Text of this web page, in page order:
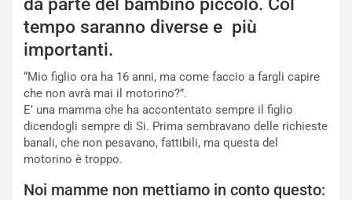
da parte del bambino piccolo. Col
tempo saranno diverse e più
importanti.
“Mio figlio ora ha 16 anni, ma come faccio a fargli capire
che non avrà mai il motorino?”.
E’ una mamma che ha accontentato sempre il figlio
dicendogli sempre di Si. Prima sembravano delle richieste
banali, che non pesavano, fattibili, ma questa del
motorino è troppo.
Noi mamme non mettiamo in conto questo: